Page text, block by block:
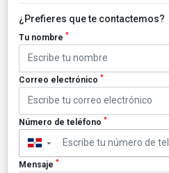
¿Prefieres que te contactemos?
Tu nombre *
Correo electrónico *
Número de teléfono *
▼
Mensaje *